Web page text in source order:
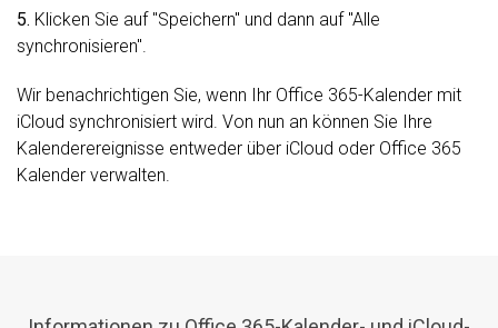
5. Klicken Sie auf "Speichern" und dann auf "Alle
synchronisieren".
Wir benachrichtigen Sie, wenn Ihr Office 365-Kalender mit
iCloud synchronisiert wird. Von nun an können Sie Ihre
Kalenderereignisse entweder über iCloud oder Office 365
Kalender verwalten.